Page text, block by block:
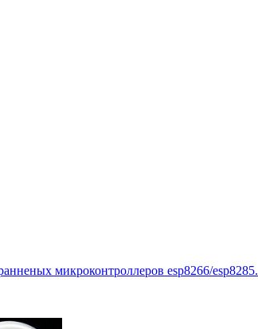
микроконтроллеров esp8266/esp8285.